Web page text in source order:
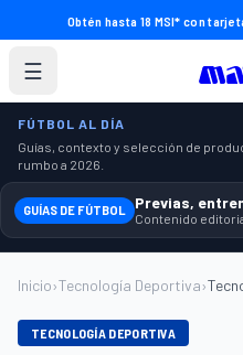
Obtén hasta 18 MSI* con
☰
FÚTBOL AL DÍA
Guías, contexto y selección de
rumbo a 2026.
GUÍAS DE FÚTBOL
Inicio›Tecnología Deportiva›
TECNOLOGÍA DEPORTIVA